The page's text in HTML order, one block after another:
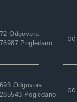
72 Odgovora
76987 Pogledano
od
693 Odgovora
285543 Pogledano
od